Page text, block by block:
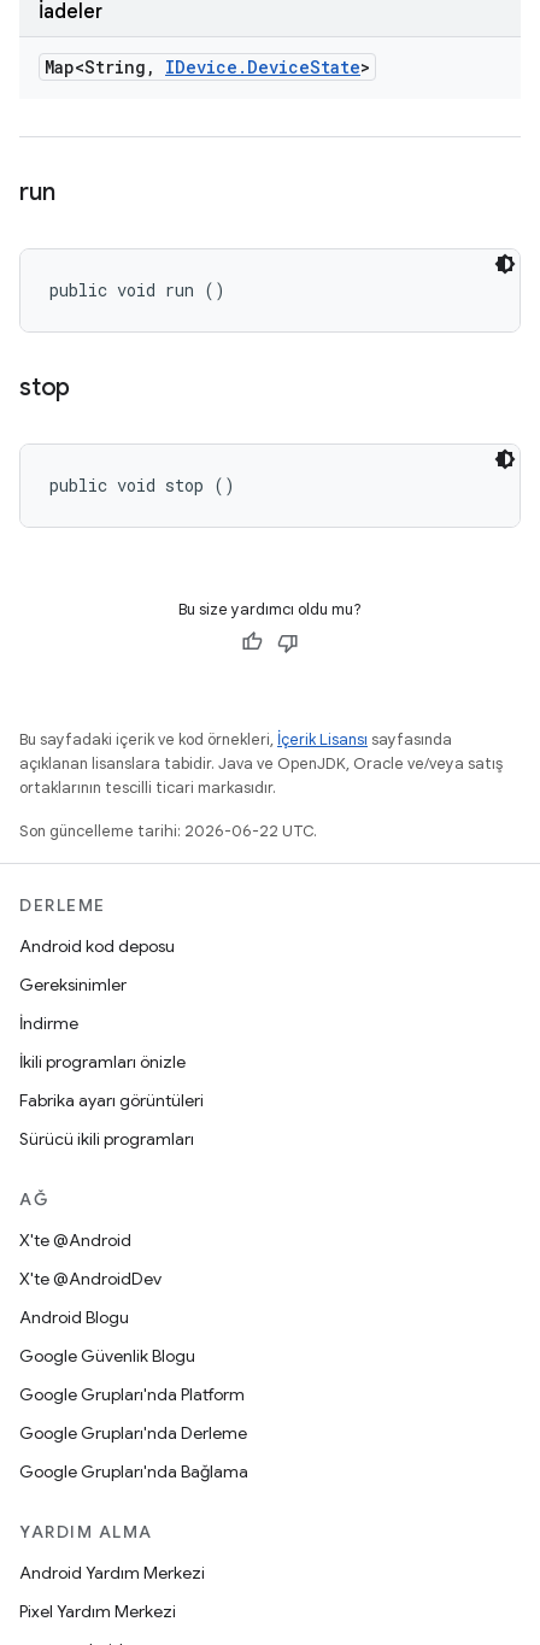
İadeler
Map<String , IDevice . DeviceState>
run
public void run ()
stop
public void stop ()
Bu size yardımcı oldu mu?
Bu sayfadaki içerik ve kod örnekleri, İçerik Lisansı sayfasında
açıklanan lisanslara tabidir. Java ve OpenJDK, Oracle ve/veya satış
ortaklarının tescilli ticari markasıdır.
Son güncelleme tarihi: 2026-06-22 UTC.
DERLEME
Android kod deposu
Gereksinimler
İndirme
İkili programları önizle
Fabrika ayarı görüntüleri
Sürücü ikili programları
AĞ
X'te @Android
X'te @AndroidDev
Android Blogu
Google Güvenlik Blogu
Google Grupları'nda Platform
Google Grupları'nda Derleme
Google Grupları'nda Bağlama
YARDIM ALMA
Android Yardım Merkezi
Pixel Yardım Merkezi